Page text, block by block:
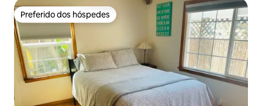
Preferido dos hóspedes
Preferido dos hóspedes